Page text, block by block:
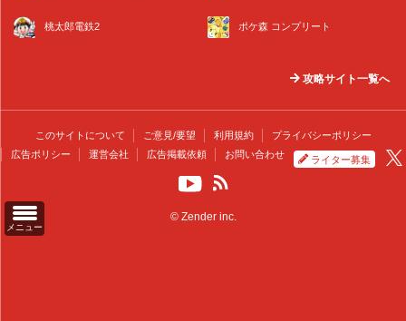
メニュー
桃太郎電鉄2 ポケ森 コンプリート
攻略サイト一覧へ
このサイトについて ご意見/要望 利用規約
プライバシーポリシー
広告ポリシー
運営会社 広告掲載依頼 お問い合わせ ライター募集
© Zender inc.